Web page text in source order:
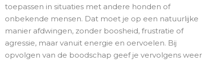
toepassen in situaties met andere honden of
onbekende mensen. Dat moet je op een natuurlijke
manier afdwingen, zonder boosheid, frustratie of
agressie, maar vanuit energie en oervoelen. Bij
opvolgen van de boodschap geef je vervolgens weer